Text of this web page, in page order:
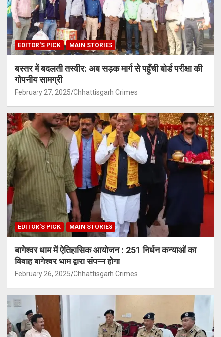
EDITOR'S PICK MAIN STORIES
बस्तर में बदलती तस्वीर: अब सड़क मार्ग से पहुँची बोर्ड परीक्षा की
गोपनीय सामग्री
February 27, 2025 Chhattisgarh Crimes
EDITOR'S PICK MAIN STORIES
बागेश्वर धाम में ऐतिहासिक आयोजन : 251 निर्धन कन्याओं का
विवाह बागेश्वर धाम द्वारा संपन्न होगा
February 26, 2025 Chhattisgarh Crimes